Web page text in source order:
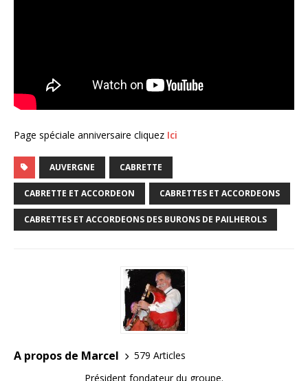
Page spéciale anniversaire cliquez Ici
AUVERGNE CABRETTE
CABRETTE ET ACCORDEON CABRETTES ET ACCORDEONS
CABRETTES ET ACCORDEONS DES BURONS DE PAILHEROLS
A propos de Marcel
579 Articles
Président fondateur du groupe.